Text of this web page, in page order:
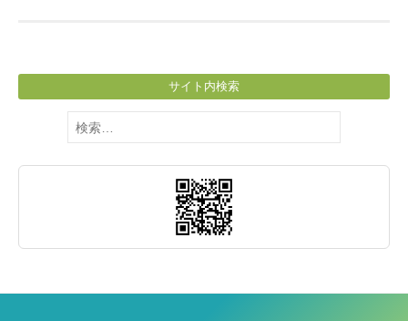
サイト内検索
検
索: